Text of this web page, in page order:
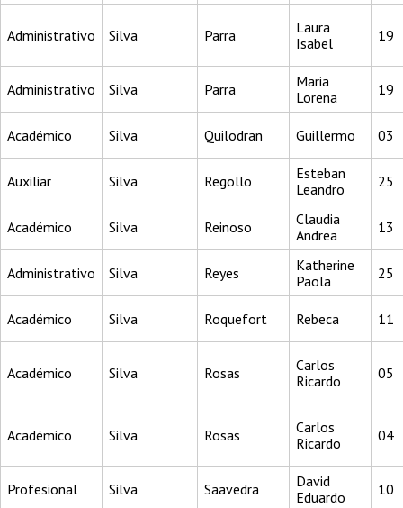
Administrativo Silva Parra
Laura
Isabel
19
Administrativo Silva Parra
Maria
Lorena
19
Académico Silva Quilodran Guillermo 03
Auxiliar Silva Regollo
Esteban
Leandro
25
Académico Silva Reinoso
Claudia
Andrea
13
Administrativo Silva Reyes
Katherine
Paola
25
Académico Silva Roquefort Rebeca 11
Académico Silva Rosas
Carlos
Ricardo
05
Académico Silva Rosas
Carlos
Ricardo
04
Profesional Silva Saavedra
David
Eduardo
10